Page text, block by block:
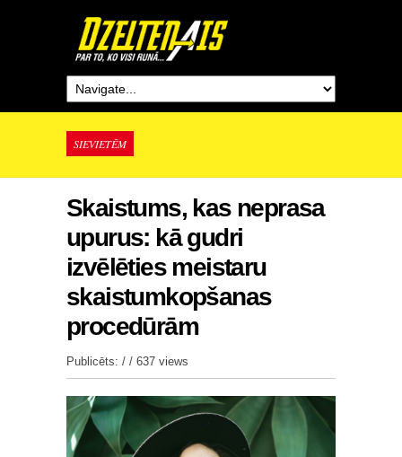
SIEVIETĒM
Skaistums, kas neprasa
upurus: kā gudri
izvēlēties meistaru
skaistumkopšanas
procedūrām
Publicēts: / / 637 views